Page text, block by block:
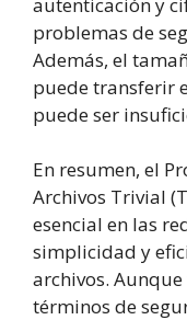
problemas de
Además, el
puede transferir
puede ser
En resumen, el
Archivos Trivial
esencial en las
simplicidad y
archivos.
términos de